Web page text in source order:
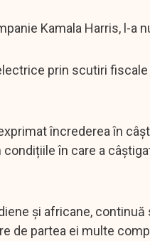
Kamala Harris, l-a
prin scutiri
încrederea în
în care a
și africane,
de partea ei multe